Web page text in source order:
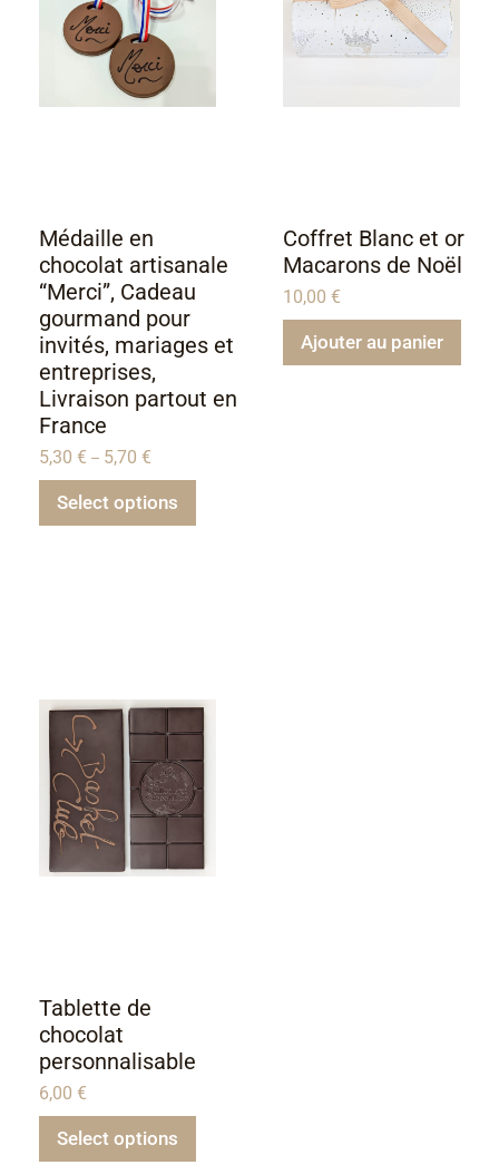
Médaille en
chocolat artisanale
“Merci”, Cadeau
gourmand pour
invités, mariages et
entreprises,
Livraison partout en
France
5,30 € – 5,70 €
Select options
Coffret Blanc et or
Macarons de Noël
10,00 €
Ajouter au panier
Tablette de
chocolat
personnalisable
6,00 €
Select options